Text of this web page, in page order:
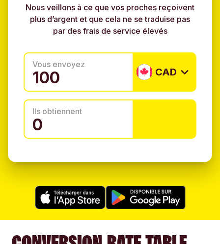
Nous veillons à ce que vos proches reçoivent
plus d’argent et que cela ne se traduise pas
par des frais de service élevés
Vous envoyez
CAD
Ils obtiennent